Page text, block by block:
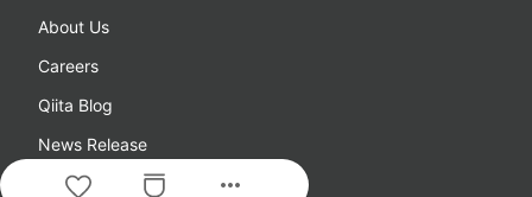
more_horiz
About Us
Careers
Qiita Blog
News Release